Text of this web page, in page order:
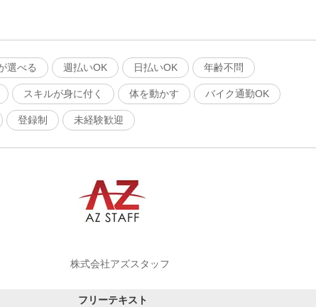
選べる 週払いOK 日払いOK 年齢不問
スキルが身に付く 体を動かす バイク通勤OK
登録制 未経験歓迎
株式会社アズスタッフ
フリーテキスト